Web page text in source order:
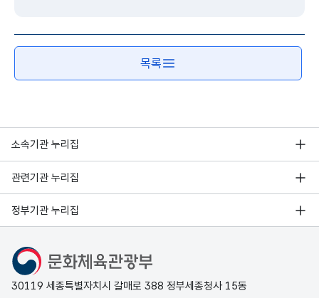
목록
소속기관 누리집
관련기관 누리집
정부기관 누리집
문화체육관광부
30119 세종특별자치시 갈매로 388 정부세종청사 15동